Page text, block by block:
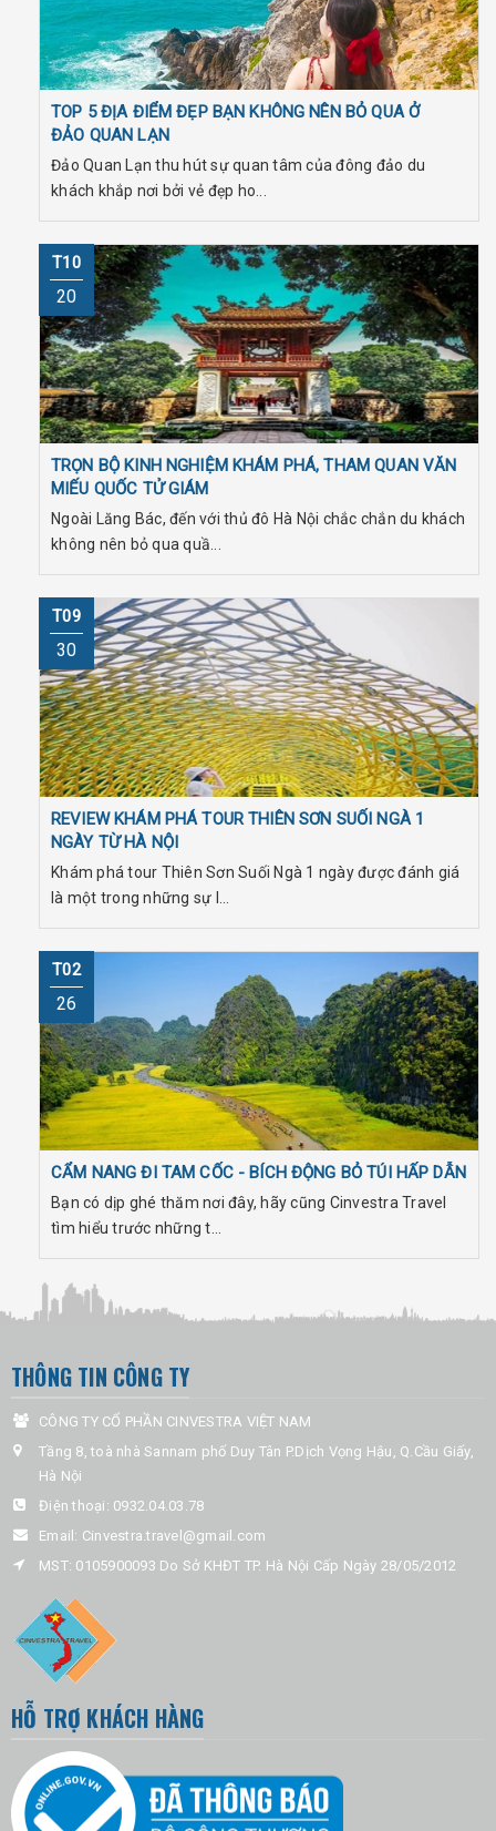
TOP 5 ĐỊA ĐIỂM ĐẸP BẠN KHÔNG NÊN BỎ QUA Ở
ĐẢO QUAN LẠN
Đảo Quan Lạn thu hút sự quan tâm của đông đảo du
khách khắp nơi bởi vẻ đẹp ho...
T10
20
TRỌN BỘ KINH NGHIỆM KHÁM PHÁ, THAM QUAN VĂN
MIẾU QUỐC TỬ GIÁM
Ngoài Lăng Bác, đến với thủ đô Hà Nội chắc chắn du khách
không nên bỏ qua quầ...
T09
30
REVIEW KHÁM PHÁ TOUR THIÊN SƠN SUỐI NGÀ 1
NGÀY TỪ HÀ NỘI
Khám phá tour Thiên Sơn Suối Ngà 1 ngày được đánh giá
là một trong những sự l...
T02
26
CẨM NANG ĐI TAM CỐC - BÍCH ĐỘNG BỎ TÚI HẤP DẪN
Bạn có dịp ghé thăm nơi đây, hãy cũng Cinvestra Travel
tìm hiểu trước những t...
THÔNG TIN CÔNG TY
CÔNG TY CỔ PHẦN CINVESTRA VIỆT NAM
Tầng 8, toà nhà Sannam phố Duy Tân P.Dịch Vọng Hậu, Q.Cầu Giấy,
Hà Nội
Điện thoại: 0932.04.03.78
Email: Cinvestra.travel@gmail.com
MST: 0105900093 Do Sở KHĐT TP. Hà Nội Cấp Ngày 28/05/2012
HỖ TRỢ KHÁCH HÀNG